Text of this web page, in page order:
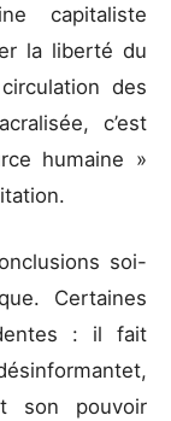
capitaliste
la liberté du
des
c’est
humaine »
soi-
Certaines
: il fait
son pouvoir